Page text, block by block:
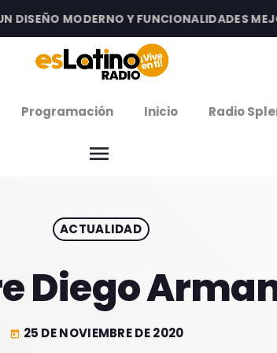
MODERNO Y FUNCIONALIDADES
Programación Inicio Radio
menu
ACTUALIDAD
Diego
today 25 DE NOVIEMBRE DE 2020